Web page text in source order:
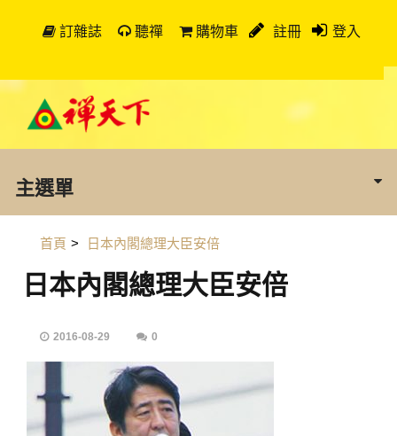
訂雜誌 聽禪 購物車 註冊 登入
主選單
首頁 > 日本內閣總理大臣安倍
日本內閣總理大臣安倍
2016-08-29 0